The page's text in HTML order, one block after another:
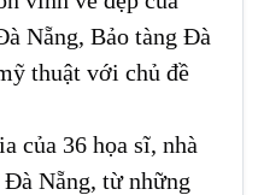
Nẵng, Bảo tàng Đà
thuật với chủ đề
của 36 họa sĩ, nhà
Nẵng, từ những